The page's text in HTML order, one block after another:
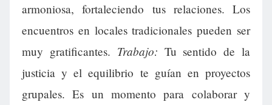
armoniosa, fortaleciendo tus relaciones. Los
encuentros en locales tradicionales pueden ser
muy gratificantes. Trabajo: Tu sentido de la
justicia y el equilibrio te guían en proyectos
grupales. Es un momento para colaborar y